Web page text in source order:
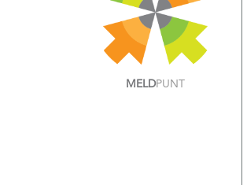
MELDPUNT